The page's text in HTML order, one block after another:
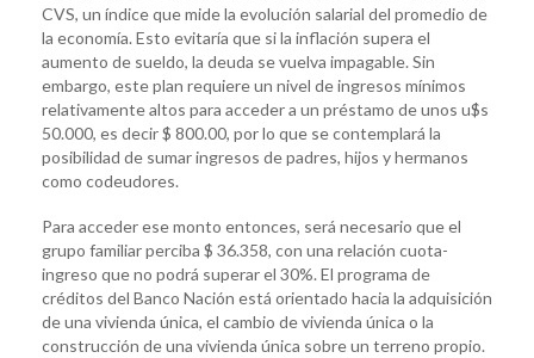
CVS, un índice que mide la evolución salarial del promedio de
la economía. Esto evitaría que si la inflación supera el
aumento de sueldo, la deuda se vuelva impagable. Sin
embargo, este plan requiere un nivel de ingresos mínimos
relativamente altos para acceder a un préstamo de unos u$s
50.000, es decir $ 800.00, por lo que se contemplará la
posibilidad de sumar ingresos de padres, hijos y hermanos
como codeudores.
Para acceder ese monto entonces, será necesario que el
grupo familiar perciba $ 36.358, con una relación cuota-
ingreso que no podrá superar el 30%. El programa de
créditos del Banco Nación está orientado hacia la adquisición
de una vivienda única, el cambio de vivienda única o la
construcción de una vivienda única sobre un terreno propio.